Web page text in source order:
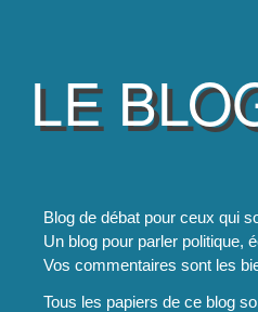
LE
Blog de débat pour ceux qui
Un blog pour parler politique,
Vos commentaires sont les
Tous les papiers de ce blog